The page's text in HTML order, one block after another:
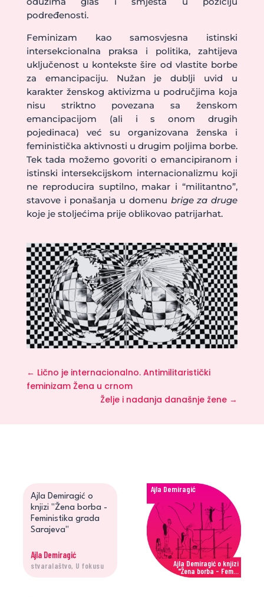
podređenosti.
Feminizam kao samosvjesna istinski
intersekcionalna praksa i politika, zahtijeva
uključenost u kontekste šire od vlastite borbe
za emancipaciju. Nužan je dublji uvid u
karakter ženskog aktivizma u područjima koja
nisu striktno povezana sa ženskom
emancipacijom (ali i s onom drugih
pojedinaca) već su organizovana ženska i
feministička aktivnosti u drugim poljima borbe.
Tek tada možemo govoriti o emancipiranom i
istinski intersekcijskom internacionalizmu koji
ne reproducira suptilno, makar i “militantno”,
stavove i ponašanja u domenu brige za druge
koje je stoljećima prije oblikovao patrijarhat.
← Lično je internacionalno. Antimilitaristički
feminizam Žena u crnom
Želje i nadanja današnje žene →
Ajla Demiragić o
knjizi "Žena borba -
Feministika grada
Sarajeva"
Ajla Demiragić
stvaralaštvo, U fokusu
Ajla Demiragić o knjizi
"Žena borba - Fem...
Ajla Demiragić